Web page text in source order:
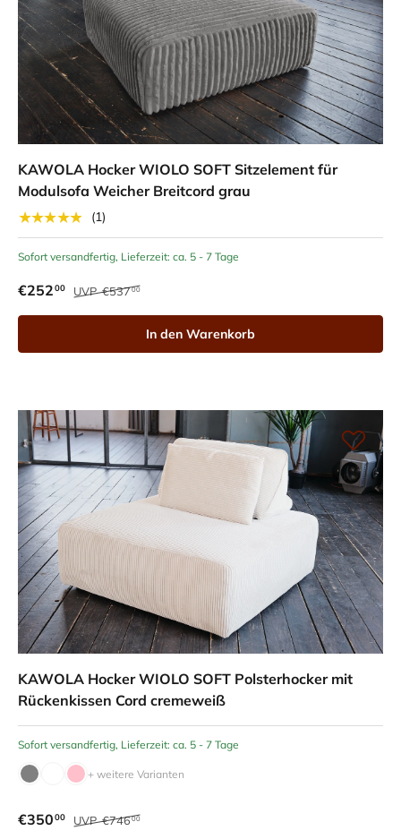
KAWOLA Hocker WIOLO SOFT Sitzelement für
Modulsofa Weicher Breitcord grau
★★★★★
(1)
Sofort versandfertig, Lieferzeit: ca. 5 - 7 Tage
€25200 UVP€53700
In den Warenkorb
KAWOLA Hocker WIOLO SOFT Polsterhocker mit
Rückenkissen Cord cremeweiß
Sofort versandfertig, Lieferzeit: ca. 5 - 7 Tage
+ weitere Varianten
€35000 UVP€74600